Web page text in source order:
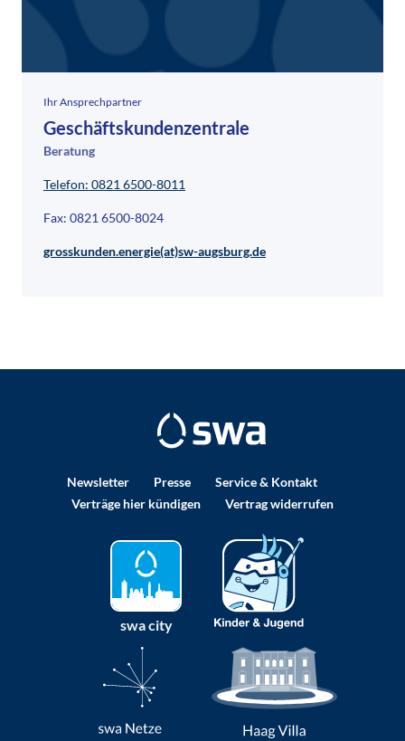
Ihr Ansprechpartner
Geschäftskundenzentrale
Beratung
Telefon: 0821 6500-8011
Fax: 0821 6500-8024
grosskunden.energie(at)sw-augsburg.de
Newsletter Presse
Service & Kontakt
Verträge hier kündigen
Vertrag widerrufen
swa city